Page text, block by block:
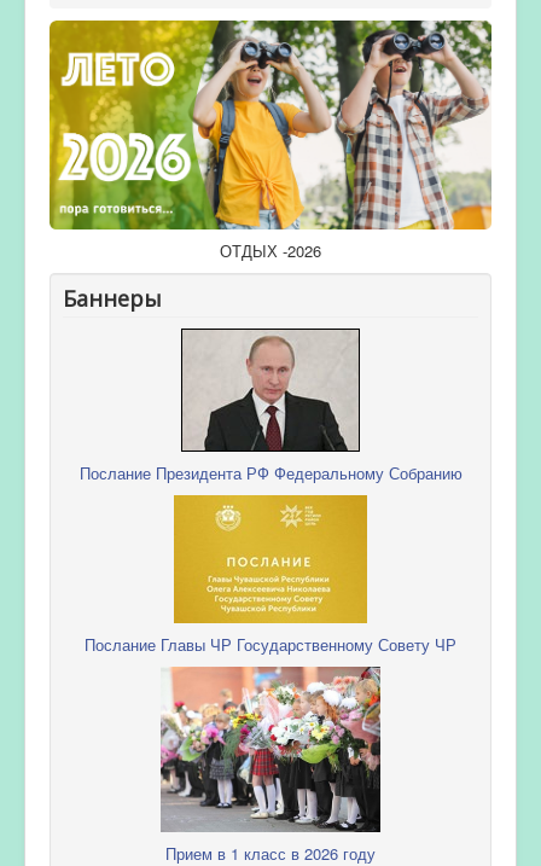
ОТДЫХ -2026
Баннеры
Послание Президента РФ Федеральному Собранию
Послание Главы ЧР Государственному Совету ЧР
Прием в 1 класс в 2026 году